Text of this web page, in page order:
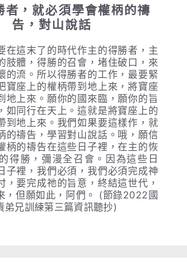
者，就必須學會權柄的禱
告，對山說話
在這末了的時代作主的得勝者，主
肢體，得勝的召會，堵住破口，來
的流。所以得勝者的工作，最要緊
寶座上的權柄帶到地上來，將寶座
地上來。願你的國來臨，願你的旨
如同行在天上。這就是將寶座上的
到地上來。我們如果要這樣作，就
的禱告，學習對山說話。哦，願信
柄的禱告在這些日子裡，在主的恢
得勝，彌漫全召會。因為這些日
子裡，我們必須，我們必須完成神
，要完成祂的旨意，終結這世代，
，但願如此，阿們。 (節錄2022國
弟兄訓練第三篇資訊聽抄)